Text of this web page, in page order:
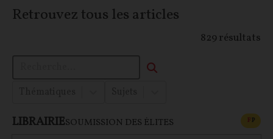
Retrouvez tous les articles
829 résultats
LIBRAIRIESOUMISSION DES ÉLITES FP